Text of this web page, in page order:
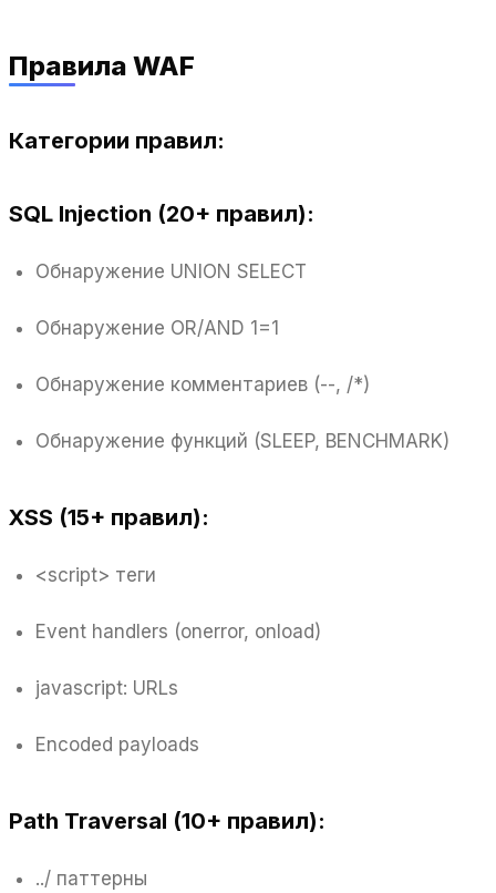
Правила WAF
Категории правил:
SQL Injection (20+ правил):
Обнаружение UNION SELECT
Обнаружение OR/AND 1=1
Обнаружение комментариев (--, /*)
Обнаружение функций (SLEEP, BENCHMARK)
XSS (15+ правил):
<script> теги
Event handlers (onerror, onload)
javascript: URLs
Encoded payloads
Path Traversal (10+ правил):
../ паттерны